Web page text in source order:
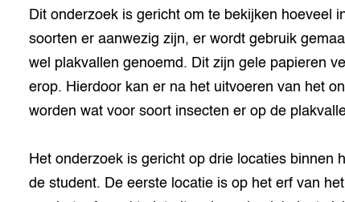
Dit onderzoek is gericht om te bekijken hoeveel
soorten er aanwezig zijn, er wordt gebruik
wel plakvallen genoemd. Dit zijn gele papieren
erop. Hierdoor kan er na het uitvoeren van het
worden wat voor soort insecten er op de
Het onderzoek is gericht op drie locaties binnen
de student. De eerste locatie is op het erf van